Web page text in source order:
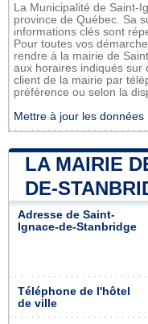
La Municipalité de Saint-
province de Québec. Sa
informations clés sont
Pour toutes vos
rendre à la mairie de
aux horaires indiqués sur
client de la mairie par
préférence ou selon la
Mettre à jour les données
LA MAIRIE
DE-
Adresse de Saint-
Ignace-de-Stanbridge
Téléphone de l'hôtel
de ville